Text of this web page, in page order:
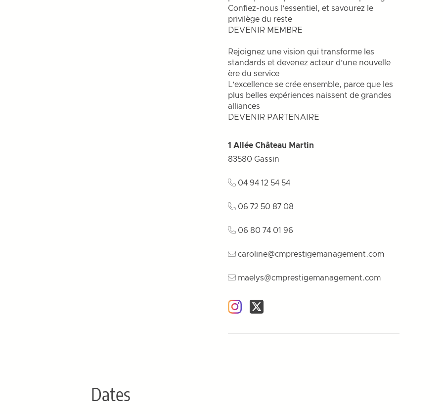
Confiez-nous l’essentiel, et savourez le
privilège du reste
DEVENIR MEMBRE
Rejoignez une vision qui transforme les
standards et devenez acteur d’une nouvelle
ère du service
L’excellence se crée ensemble, parce que les
plus belles expériences naissent de grandes
alliances
DEVENIR PARTENAIRE
1 Allée Château Martin
83580 Gassin
04 94 12 54 54
06 72 50 87 08
06 80 74 01 96
caroline@cmprestigemanagement.com
maelys@cmprestigemanagement.com
Instagram
Twitter
Dates